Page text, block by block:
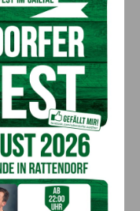
für Herwig
heute gespielt –
gestern Abend